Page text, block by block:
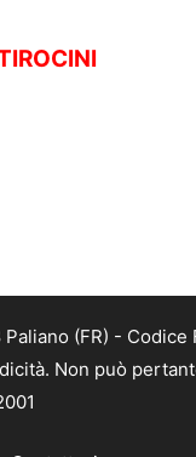
(FR) -
Non può